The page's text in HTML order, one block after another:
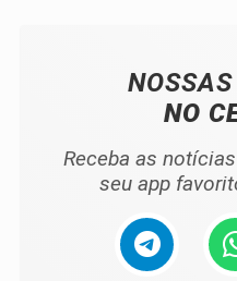
NO
Receba as
seu app